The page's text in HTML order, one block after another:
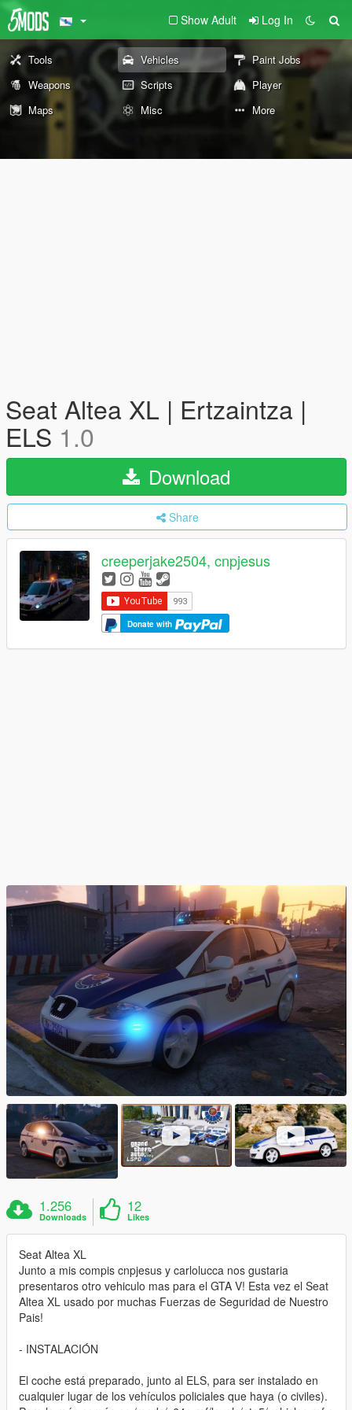
Show Adult Log In
Tools Vehicles
Paint Jobs
Weapons
Scripts
Player
Maps
Misc More
Seat Altea XL | Ertzaintza |
ELS 1.0
Download
Share
creeperjake2504, cnpjesus
Donate with
1.256
Downloads
12
Likes
Seat Altea XL
Junto a mis compis cnpjesus y carlolucca nos gustaria
presentaros otro vehiculo mas para el GTA V! Esta vez el Seat
Altea XL usado por muchas Fuerzas de Seguridad de Nuestro
Pais!
- INSTALACIÓN
El coche está preparado, junto al ELS, para ser instalado en
cualquier lugar de los vehículos policiales que haya (o civiles).